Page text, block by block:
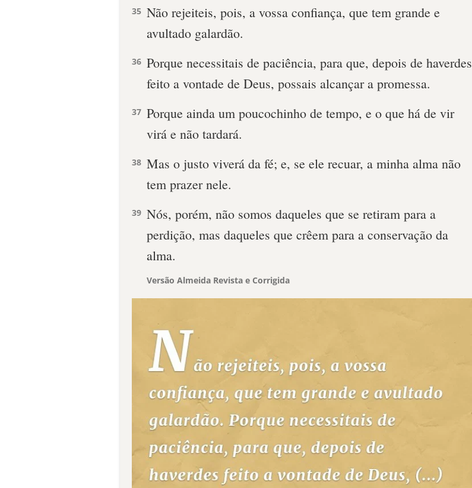
35 Não rejeiteis, pois, a vossa confiança, que tem grande e
avultado galardão.
36 Porque necessitais de paciência, para que, depois de haverdes
feito a vontade de Deus, possais alcançar a promessa.
37 Porque ainda um poucochinho de tempo, e o que há de vir
virá e não tardará.
38 Mas o justo viverá da fé; e, se ele recuar, a minha alma não
tem prazer nele.
39 Nós, porém, não somos daqueles que se retiram para a
perdição, mas daqueles que crêem para a conservação da
alma.
Versão Almeida Revista e Corrigida